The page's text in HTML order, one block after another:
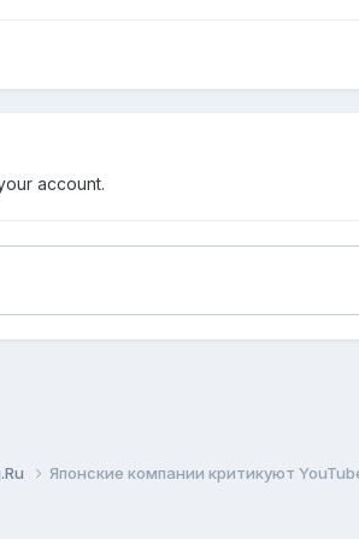
account.
Японские компании критикуют